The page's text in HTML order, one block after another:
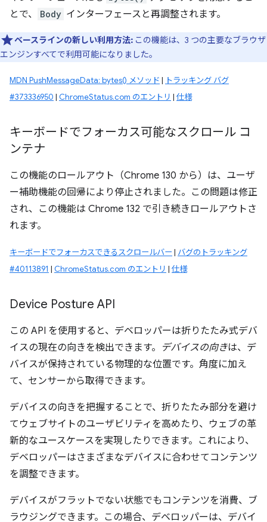
とで、
Body インターフェースと再調整されます。
ベースラインの新しい利用方法: この機能は、3 つの主要なブラウザ
エンジンすべてで利用可能になりました。
MDN PushMessageData: bytes() メソッド | トラッキング バグ
#373336950 | ChromeStatus.com のエントリ | 仕様
キーボードでフォーカス可能なスクロール コ
ンテナ
この機能のロールアウト（Chrome 130 から）は、ユーザ
ー補助機能の回帰により停止されました。この問題は修正
され、この機能は Chrome 132 で引き続きロールアウトさ
れます。
キーボードでフォーカスできるスクロールバー | バグのトラッキング
#40113891 | ChromeStatus.com のエントリ | 仕様
Device Posture API
この API を使用すると、デベロッパーは折りたたみ式デバ
イスの現在の向きを検出できます。
デバイスの向きは、デ
バイスが保持されている物理的な位置です。角度に加え
て、センサーから取得できます。
デバイスの向きを把握することで、折りたたみ部分を避け
てウェブサイトのユーザビリティを高めたり、ウェブの革
新的なユースケースを実現したりできます。これにより、
デベロッパーはさまざまなデバイスに合わせてコンテンツ
を調整できます。
デバイスがフラットでない状態でもコンテンツを消費、ブ
ラウジングできます。この場合、デベロッパーは、デバイ